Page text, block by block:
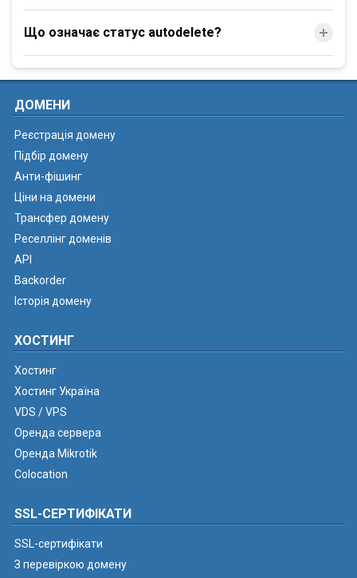
Що означає статус autodelete?
ДОМЕНИ
Реєстрація домену
Підбір домену
Анти-фішинг
Ціни на домени
Трансфер домену
Реселлінг доменів
API
Backorder
Історія домену
ХОСТИНГ
Хостинг
Хостинг Україна
VDS / VPS
Оренда сервера
Оренда Mikrotik
Colocation
SSL-СЕРТИФІКАТИ
SSL-сертифікати
З перевіркою домену